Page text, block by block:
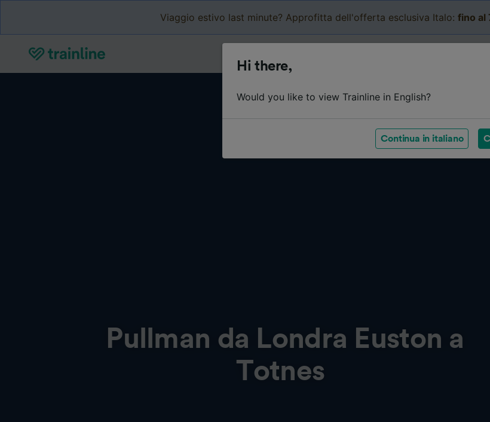
Viaggio estivo last minute? Approfitta dell'offerta esclusiva Italo: fino al
Pullman da Londra Euston a
Totnes
Hi there,
Would you like to view Trainline in English?
Continua in italiano